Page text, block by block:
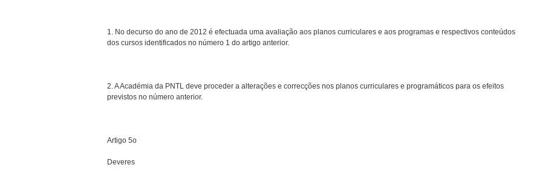
1. No decurso do ano de 2012 é efectuada uma avaliação aos planos curriculares e aos programas e respectivos conteúdos
dos cursos identificados no número 1 do artigo anterior.
2. A Académia da PNTL deve proceder a alterações e correcções nos planos curriculares e programáticos para os efeitos
previstos no número anterior.
Artigo 5o
Deveres